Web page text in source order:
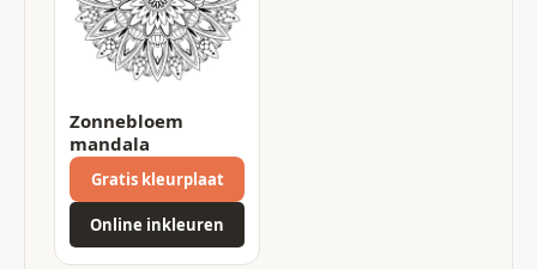
Zonnebloem
mandala
Gratis kleurplaat
Online inkleuren